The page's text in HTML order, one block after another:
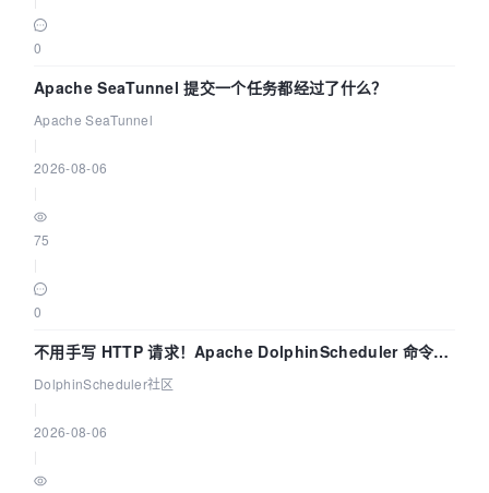
0
Apache SeaTunnel 提交一个任务都经过了什么？
Apache SeaTunnel
2026-08-06
75
0
不用手写 HTTP 请求！Apache DolphinScheduler 命令行
dsctl 两分钟上手
DolphinScheduler社区
2026-08-06